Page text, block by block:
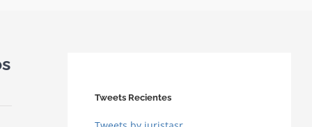
Tweets Recientes